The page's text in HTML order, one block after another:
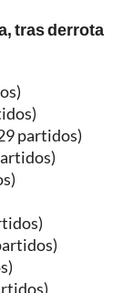
tras derrota
partidos)